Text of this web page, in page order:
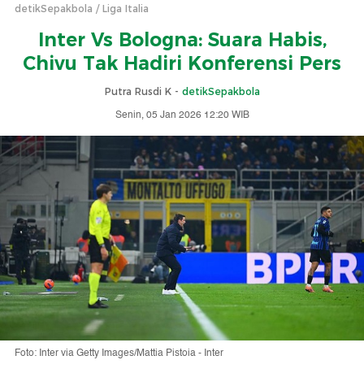
detikSepakbola Liga Italia
Inter Vs Bologna: Suara Habis,
Chivu Tak Hadiri Konferensi Pers
Putra Rusdi K - detikSepakbola
Senin, 05 Jan 2026 12:20 WIB
Foto: Inter via Getty Images/Mattia Pistoia - Inter